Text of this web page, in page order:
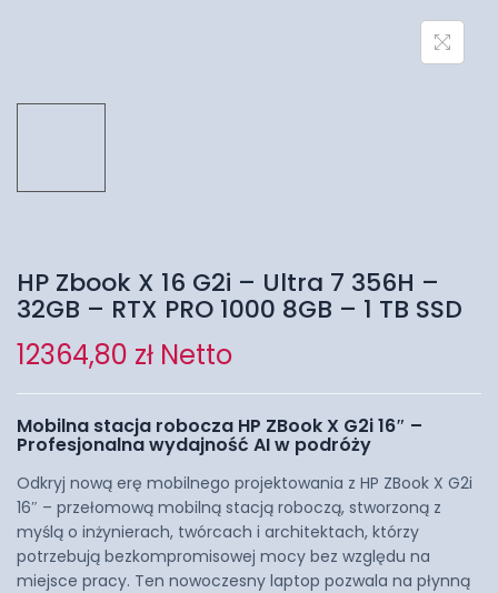
HP Zbook X 16 G2i – Ultra 7 356H –
32GB – RTX PRO 1000 8GB – 1 TB SSD
12364,80 zł Netto
Mobilna stacja robocza HP ZBook X G2i 16″ –
Profesjonalna wydajność AI w podróży
Odkryj nową erę mobilnego projektowania z HP ZBook X G2i
16″ – przełomową mobilną stacją roboczą, stworzoną z
myślą o inżynierach, twórcach i architektach, którzy
potrzebują bezkompromisowej mocy bez względu na
miejsce pracy. Ten nowoczesny laptop pozwala na płynną